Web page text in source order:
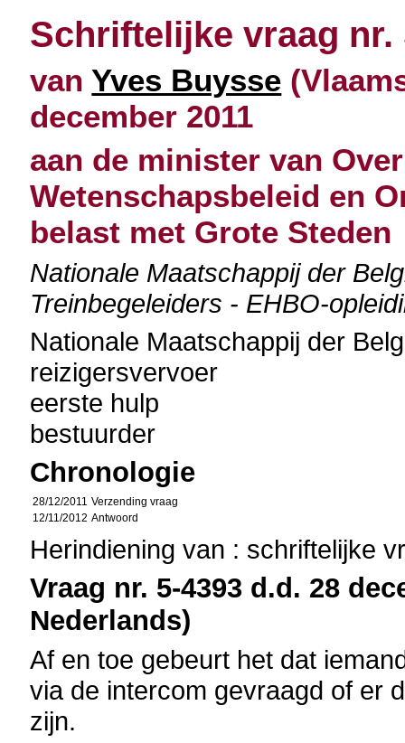
Schriftelijke vraag nr.
vanYves Buysse
december 2011
aan de minister van
Wetenschapsbeleid en
belast met Grote Steden
Nationale Maatschappij der
Treinbegeleiders - EHBO-
Nationale Maatschappij der
reizigersvervoer
eerste hulp
bestuurder
Chronologie
28/12/2011 Verzending vraag
12/11/2012 Antwoord
Herindiening van : schriftelijke
Vraag nr. 5-4393 d.d. 28
Nederlands)
Af en toe gebeurt het dat
via de intercom gevraagd of er
zijn.